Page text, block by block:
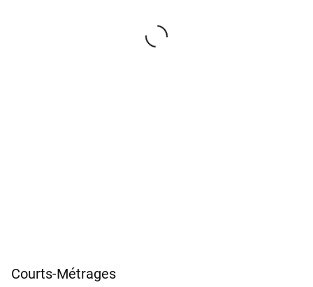
Courts-Métrages